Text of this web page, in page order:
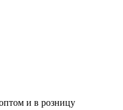
и в розницу